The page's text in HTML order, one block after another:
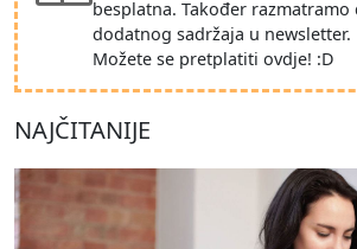
besplatna. Također razmatramo
dodatnog sadržaja u newsletter.
Možete se pretplatiti ovdje! :D
NAJČITANIJE